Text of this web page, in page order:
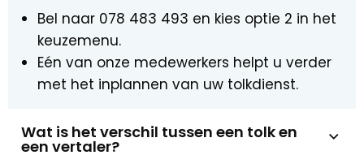
Bel naar 078 483 493 en kies optie 2 in het
keuzemenu.
Eén van onze medewerkers helpt u verder
met het inplannen van uw tolkdienst.
Wat is het verschil tussen een tolk en
een vertaler?